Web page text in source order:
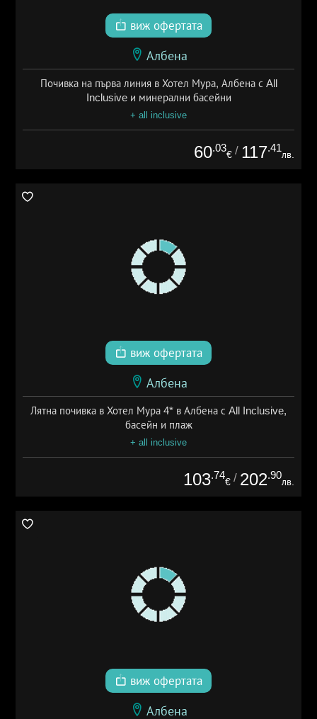
виж офертата
Албена
Почивка на първа линия в Хотел Мура, Албена с All
Inclusive и минерални басейни
+ all inclusive
60.03
€ / 117.41
лв.
виж офертата
Албена
Лятна почивка в Хотел Мура 4* в Албена с All Inclusive,
басейн и плаж
+ all inclusive
103.74
€ / 202.90
лв.
виж офертата
Албена